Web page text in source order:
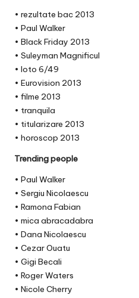
• rezultate bac 2013
• Paul Walker
• Black Friday 2013
• Suleyman Magnificul
• loto 6/49
• Eurovision 2013
• filme 2013
• tranquila
• titularizare 2013
• horoscop 2013
Trending people
• Paul Walker
• Sergiu Nicolaescu
• Ramona Fabian
• mica abracadabra
• Dana Nicolaescu
• Cezar Ouatu
• Gigi Becali
• Roger Waters
• Nicole Cherry